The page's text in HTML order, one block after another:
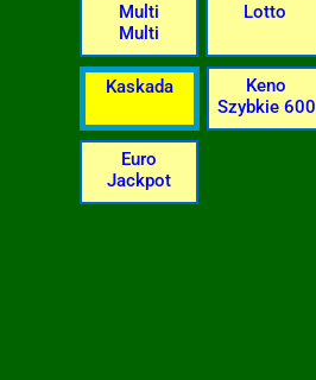
Multi
Multi
Lotto
Kaskada
Keno
Szybkie 600
Euro
Jackpot